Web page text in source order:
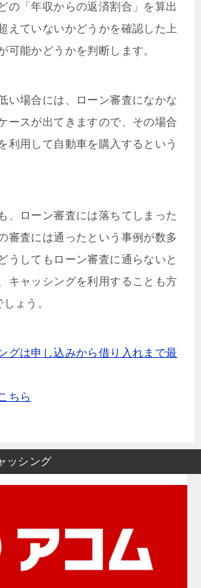
の「年収からの返済割合」を算出
えていないかどうかを確認した上
可能かどうかを判断します。
い場合には、ローン審査になかな
ースが出てきますので、その場合
利用して自動車を購入するという
、ローン審査には落ちてしまった
審査には通ったという事例が数多
うしてもローン審査に通らないと
キャッシングを利用することも方
ょう。
グは申し込みから借り入れまで最
ちら
ッシング